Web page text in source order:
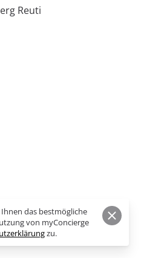
Reuti
das bestmögliche
von myConcierge
zu.